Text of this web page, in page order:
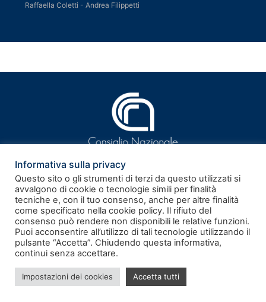
Raffaella Coletti - Andrea Filippetti
Rivista telematica – Registrazione al Tribunale di Roma n.
186/2011 del 17.06.2011
ISSN 2281-9339
Informativa sulla privacy
Questo sito o gli strumenti di terzi da questo utilizzati si
avvalgono di cookie o tecnologie simili per finalità
tecniche e, con il tuo consenso, anche per altre finalità
come specificato nella cookie policy. Il rifiuto del
consenso può rendere non disponibili le relative funzioni.
Puoi acconsentire all’utilizzo di tali tecnologie utilizzando il
pulsante “Accetta”. Chiudendo questa informativa,
continui senza accettare.
Impostazioni dei cookies Accetta tutti